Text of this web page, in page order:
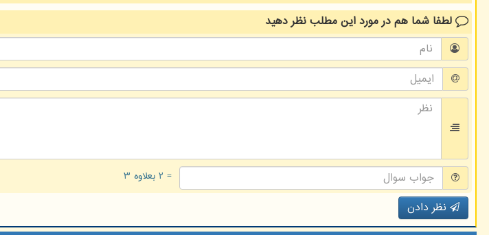
لطفا شما همدر مورد این مطلبنظر دهید
= ۲ بعلاوه ۳
نظر دادن